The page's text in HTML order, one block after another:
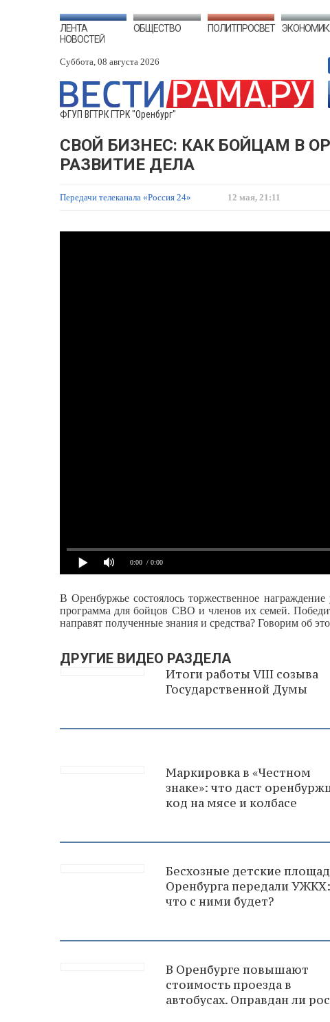
ЛЕНТА
НОВОСТЕЙ
ОБЩЕСТВО ПОЛИТПРОСВЕТ
Суббота, 08 августа 2026
ФГУП ВГТРК ГТРК "Оренбург"
СВОЙ БИЗНЕС: КАК БОЙЦАМ В
РАЗВИТИЕ ДЕЛА
Передачи телеканала «Россия 24» 12 мая, 21:11
0:00 / 0:00
В Оренбуржье состоялось торжественное
программа для бойцов СВО и членов их семей.
направят полученные знания и средства? Говорим об
ДРУГИЕ ВИДЕО РАЗДЕЛА
Итоги работы VIII созыва
Государственной Думы
Маркировка в «Честном
знаке»: что даст
код на мясе и колбасе
Бесхозные детские
Оренбурга передали УЖКХ:
что с ними будет?
В Оренбурге повышают
стоимость проезда в
автобусах. Оправдан ли